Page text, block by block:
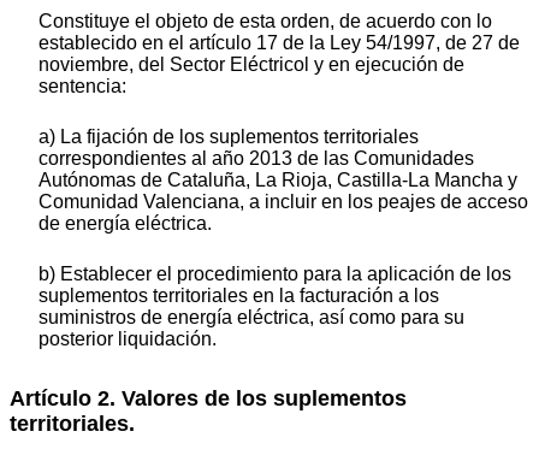
Constituye el objeto de esta orden, de acuerdo con lo
establecido en el artículo 17 de la Ley 54/1997, de 27 de
noviembre, del Sector Eléctricol y en ejecución de
sentencia:
a) La fijación de los suplementos territoriales
correspondientes al año 2013 de las Comunidades
Autónomas de Cataluña, La Rioja, Castilla-La Mancha y
Comunidad Valenciana, a incluir en los peajes de acceso
de energía eléctrica.
b) Establecer el procedimiento para la aplicación de los
suplementos territoriales en la facturación a los
suministros de energía eléctrica, así como para su
posterior liquidación.
Artículo 2. Valores de los suplementos
territoriales.